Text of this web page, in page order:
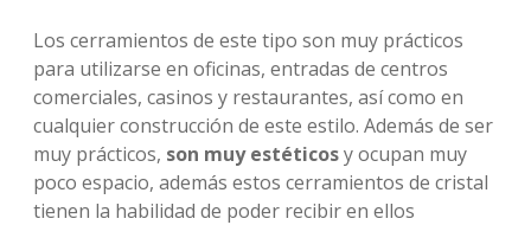
Los cerramientos de este tipo son muy prácticos
para utilizarse en oficinas, entradas de centros
comerciales, casinos y restaurantes, así como en
cualquier construcción de este estilo. Además de ser
muy prácticos, son muy estéticosy ocupan muy
poco espacio, además estos cerramientos de cristal
tienen la habilidad de poder recibir en ellos